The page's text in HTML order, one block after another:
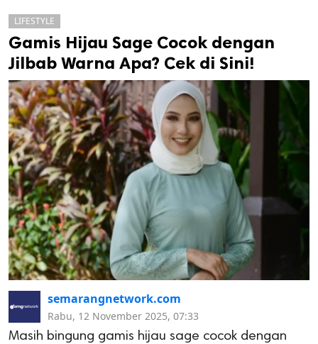
cipta.
LIFESTYLE
Gamis Hijau Sage Cocok dengan
Jilbab Warna Apa? Cek di Sini!
semarangnetwork.com
Rabu, 12 November 2025, 07:33
Masih bingung gamis hijau sage cocok dengan